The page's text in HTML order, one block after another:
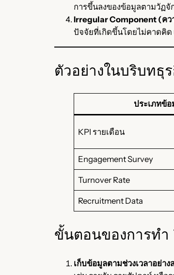
การขึ้นลงของข้อมูลตามวัฏจั
Irregular Component (ค
ปัจจัยที่เกิดขึ้นโดยไม่คาดคิด
ตัวอย่างในบริบทธุ
ประเภทข้อ
KPI รายเดือน
Engagement Survey
Turnover Rate
Recruitment Data
ขั้นตอนของการทำ
เก็บข้อมูลตามช่วงเวลาอย่าง